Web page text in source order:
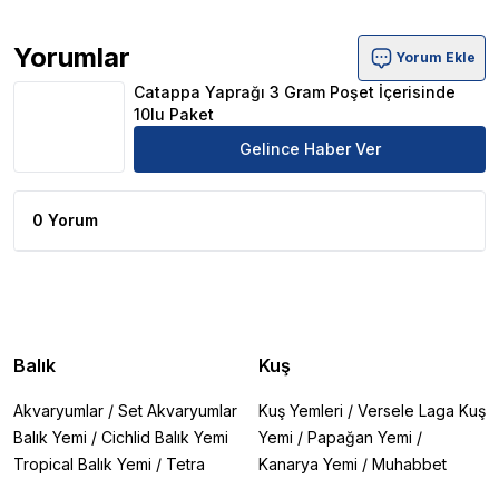
Yorumlar
Catappa Yaprağı 3 Gram Poşet İçerisinde 10lu Paket
Yorum Ekle
Catappa Yaprağı 3 Gram Poşet İçerisinde
10lu Paket
Gelince Haber Ver
0 Yorum
Balık
Akvaryumlar / Set Akvaryumlar
Balık Yemi / Cichlid Balık Yemi
Tropical Balık Yemi / Tetra
Kuş
Kuş Yemleri / Versele Laga Kuş
Yemi / Papağan Yemi /
Kanarya Yemi / Muhabbet